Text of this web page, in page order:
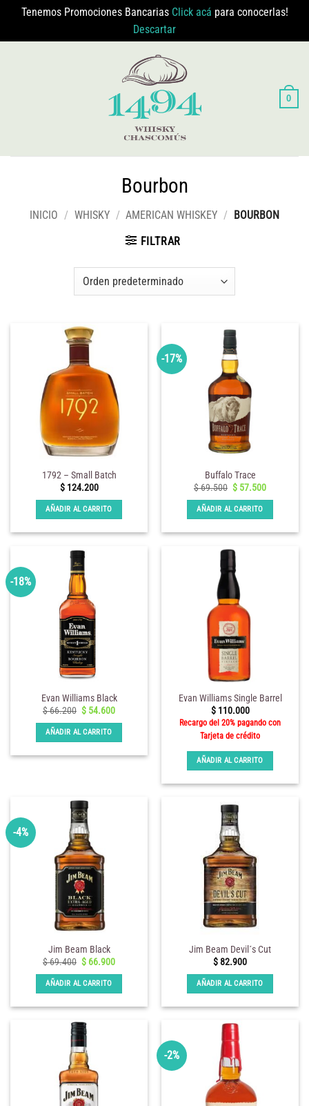
Tenemos Promociones Bancarias Click acá para conocerlas!
Descartar
0
Bourbon
INICIO / WHISKY / AMERICAN WHISKEY / BOURBON
FILTRAR
1792 – Small Batch
$124.200
AÑADIR AL CARRITO
-17%
Buffalo Trace
$69.500 El
original
era:
$ 69.500.
$ 57.500El
$ 57.500.
AÑADIR AL CARRITO
-18%
Evan Williams Black
$66.200 El
original
era:
$ 66.200.
$ 54.600El
$ 54.600.
AÑADIR AL CARRITO
Evan Williams Single Barrel
$110.000
Recargo del 20% pagando con
Tarjeta de crédito
AÑADIR AL CARRITO
-4%
Jim Beam Black
$69.400 El
original
era:
$ 69.400.
$ 66.900El
$ 66.900.
AÑADIR AL CARRITO
Jim Beam Devil´s Cut
$82.900
AÑADIR AL CARRITO
-2%